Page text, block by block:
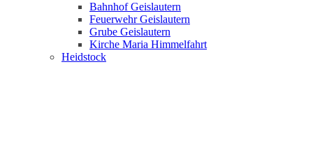
Bahnhof Geislautern
Feuerwehr Geislautern
Grube Geislautern
Kirche Maria Himmelfahrt
Heidstock